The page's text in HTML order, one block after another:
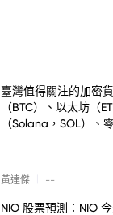
臺灣值得關注的加密
（BTC）、以太坊（
（Solana，SOL）、
黃達傑 --
NIO 股票預測：NIO